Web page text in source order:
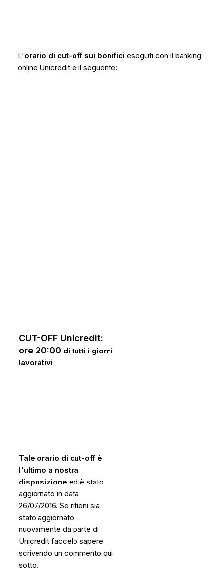
ADS
L'orario di cut-off sui bonifici eseguiti con il banking
online Unicredit è il seguente:
CUT-OFF Unicredit:
ore 20:00 di tutti i giorni
lavorativi
Tale orario di cut-off è
l'ultimo a nostra
disposizione ed è stato
aggiornato in data
26/07/2016. Se ritieni sia
stato aggiornato
nuovamente da parte di
Unicredit faccelo sapere
scrivendo un commento qui
sotto.